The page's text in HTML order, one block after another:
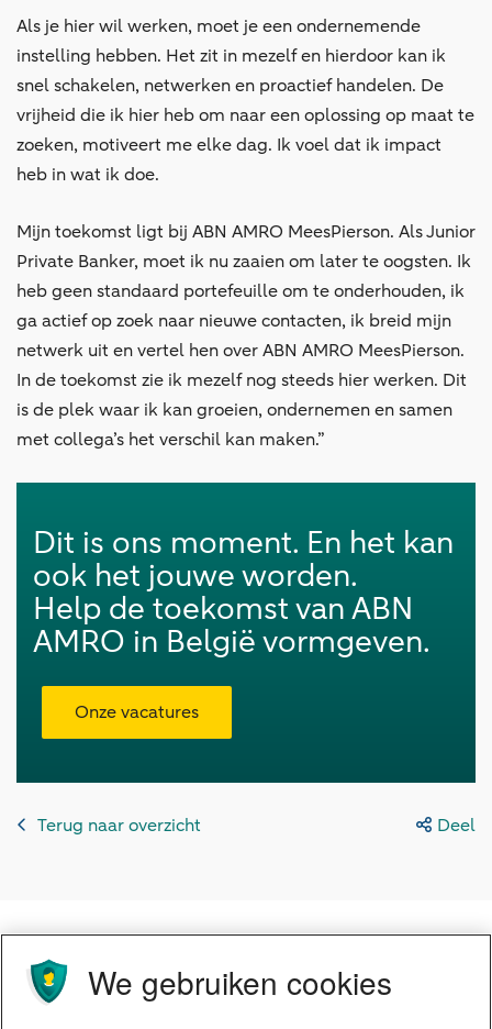
Als je hier wil werken, moet je een ondernemende
instelling hebben. Het zit in mezelf en hierdoor kan ik
snel schakelen, netwerken en proactief handelen. De
vrijheid die ik hier heb om naar een oplossing op maat te
zoeken, motiveert me elke dag. Ik voel dat ik impact
heb in wat ik doe.
Mijn toekomst ligt bij ABN AMRO MeesPierson. Als Junior
Private Banker, moet ik nu zaaien om later te oogsten. Ik
heb geen standaard portefeuille om te onderhouden, ik
ga actief op zoek naar nieuwe contacten, ik breid mijn
netwerk uit en vertel hen over ABN AMRO MeesPierson.
In de toekomst zie ik mezelf nog steeds hier werken. Dit
is de plek waar ik kan groeien, ondernemen en samen
met collega’s het verschil kan maken.”
Dit is ons moment. En het kan
ook het jouwe worden.
Help de toekomst van ABN
AMRO in België vormgeven.
Onze vacatures
Terug naar overzicht Deel
We gebruiken cookies